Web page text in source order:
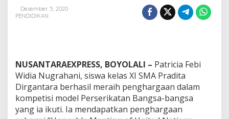
a
D
i
r
g
a
Desember 5, 2020
PENDIDIKAN
NUSANTARAEXPRESS, BOYOLALI – Patricia Febi
Widia Nugrahani, siswa kelas XI SMA Pradita
Dirgantara berhasil meraih penghargaan dalam
kompetisi model Perserikatan Bangsa-bangsa
yang ia ikuti. Ia mendapatkan penghargaan